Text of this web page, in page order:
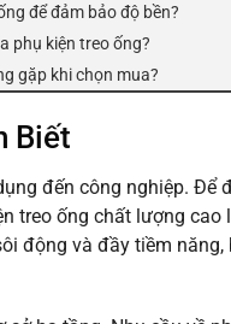
để đảm bảo độ bền?
phụ kiện treo ống?
gặp khi chọn mua?
Biết
đến công nghiệp. Để
treo ống chất lượng cao
động và đầy tiềm năng,